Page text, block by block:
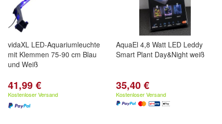
vidaXL LED-Aquariumleuchte
mit Klemmen 75-90 cm Blau
und Weiß
41,99 €
Kostenloser Versand
AquaEl 4,8 Watt LED Leddy
Smart Plant Day&Night weiß
35,40 €
Kostenloser Versand